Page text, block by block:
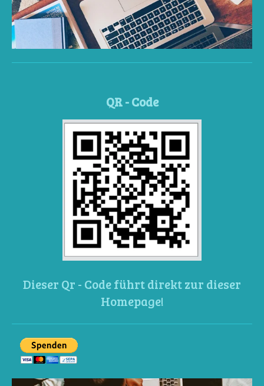
QR - Code
Dieser Qr - Code führt direkt zur dieser
Homepage!